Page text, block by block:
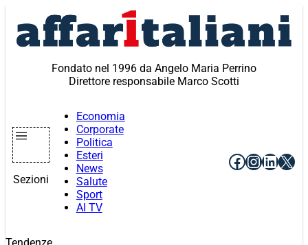
contenuto
Fondato nel 1996 da Angelo Maria Perrino
Direttore responsabile Marco Scotti
Sezioni
Economia
Corporate
Politica
Esteri
News
Salute
Sport
AI TV
Facebook
X